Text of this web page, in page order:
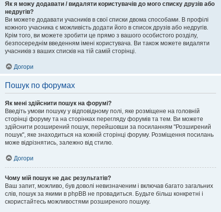
Як я можу додавати / видаляти користувачів до мого списку друзів або
недругів?
Ви можете додавати учасників в свої списки двома способами. В профілі
кожного учасника є можливість додати його в список друзів або недругів.
Крім того, ви можете зробити це прямо з вашого особистого розділу,
безпосереднім введенням імені користувача. Ви також можете видаляти
учасників з ваших списків на тій самій сторінці.
Догори
Пошук по форумах
Як мені здійснити пошук на форумі?
Введіть умови пошуку у відповідному полі, яке розміщене на головній
сторінці форуму та на сторінках перегляду форумів та тем. Ви можете
здійснити розширений пошук, перейшовши за посиланням "Розширений
пошук", яке знаходиться на кожній сторінці форуму. Розміщення посилань
може відрізнятись, залежно від стилю.
Догори
Чому мій пошук не дає результатів?
Ваш запит, можливо, був доволі невизначеним і включав багато загальних
слів, пошук за якими в phpBB не провадиться. Будьте більш конкретні і
скористайтесь можливостями розширеного пошуку.